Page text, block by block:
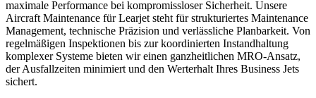
maximale Performance bei kompromissloser Sicherheit. Unsere
Aircraft Maintenance für Learjet steht für strukturiertes Maintenance
Management, technische Präzision und verlässliche Planbarkeit. Von
regelmäßigen Inspektionen bis zur koordinierten Instandhaltung
komplexer Systeme bieten wir einen ganzheitlichen MRO-Ansatz,
der Ausfallzeiten minimiert und den Werterhalt Ihres Business Jets
sichert.